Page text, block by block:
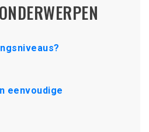
eenvoudige